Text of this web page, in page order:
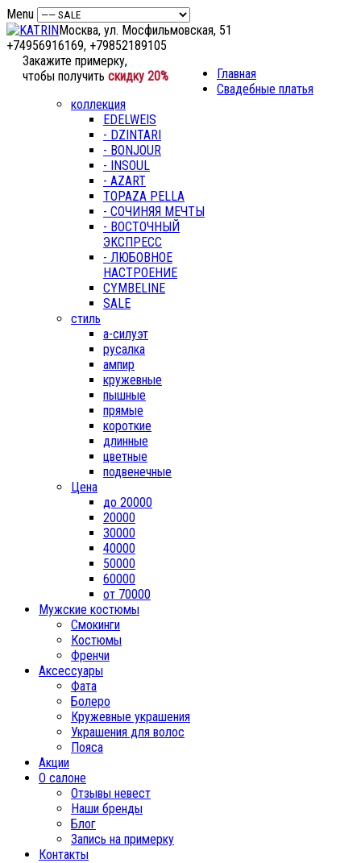
Menu
Москва, ул. Мосфильмовская, 51
+74956916169, +79852189105
Закажите примерку,
чтобы получить скидку 20%
Главная
Свадебные платья
коллекция
EDELWEIS
- DZINTARI
- BONJOUR
- INSOUL
- AZART
TOPAZA PELLA
- СОЧИНЯЯ МЕЧТЫ
- ВОСТОЧНЫЙ
ЭКСПРЕСС
- ЛЮБОВНОЕ
НАСТРОЕНИЕ
CYMBELINE
SALE
стиль
а-силуэт
русалка
ампир
кружевные
пышные
прямые
короткие
длинные
цветные
подвенечные
Цена
до 20000
20000
30000
40000
50000
60000
от 70000
Мужские костюмы
Смокинги
Костюмы
Френчи
Аксессуары
Фата
Болеро
Кружевные украшения
Украшения для волос
Пояса
Акции
О салоне
Отзывы невест
Наши бренды
Блог
Запись на примерку
Контакты